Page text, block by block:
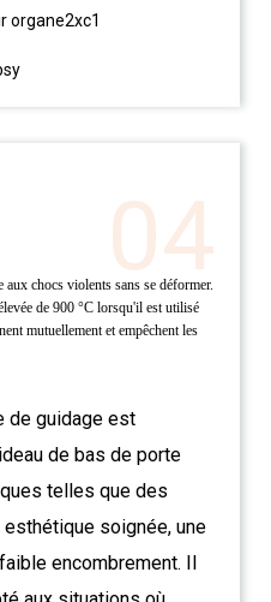
04
chocs violents sans se déformer.
de 900 °C lorsqu'il est utilisé
mutuellement et empêchent les
de guidage est
de bas de porte
telles que des
soignée, une
encombrement. Il